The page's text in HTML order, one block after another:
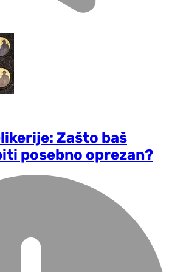
Zašto baš
posebno oprezan?